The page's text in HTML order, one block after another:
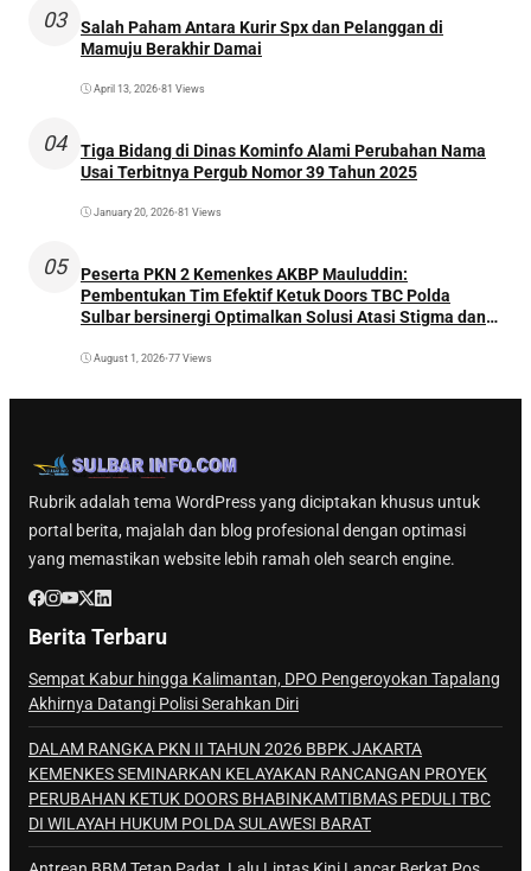
03
Salah Paham Antara Kurir Spx dan Pelanggan di
Mamuju Berakhir Damai
April 13, 2026•81 Views
04
Tiga Bidang di Dinas Kominfo Alami Perubahan Nama
Usai Terbitnya Pergub Nomor 39 Tahun 2025
January 20, 2026•81 Views
05
Peserta PKN 2 Kemenkes AKBP Mauluddin:
Pembentukan Tim Efektif Ketuk Doors TBC Polda
Sulbar bersinergi Optimalkan Solusi Atasi Stigma dan
August 1, 2026•77 Views
Rubrik adalah tema WordPress yang diciptakan khusus untuk
portal berita, majalah dan blog profesional dengan optimasi
yang memastikan website lebih ramah oleh search engine.
Berita Terbaru
Sempat Kabur hingga Kalimantan, DPO Pengeroyokan Tapalang
Akhirnya Datangi Polisi Serahkan Diri
DALAM RANGKA PKN II TAHUN 2026 BBPK JAKARTA
KEMENKES SEMINARKAN KELAYAKAN RANCANGAN PROYEK
PERUBAHAN KETUK DOORS BHABINKAMTIBMAS PEDULI TBC
DI WILAYAH HUKUM POLDA SULAWESI BARAT